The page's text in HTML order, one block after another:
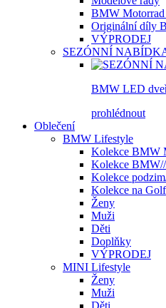
BMW Motorrad
Originální díly
VÝPRODEJ
SEZÓNNÍ
BMW LED
prohlédnout
Oblečení
BMW Lifestyle
Kolekce BMW
Kolekce
Kolekce
Kolekce na Golf
Ženy
Muži
Děti
Doplňky
VÝPRODEJ
MINI Lifestyle
Ženy
Muži
Děti